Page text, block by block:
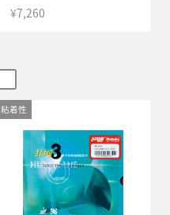
¥7,260
粘着性